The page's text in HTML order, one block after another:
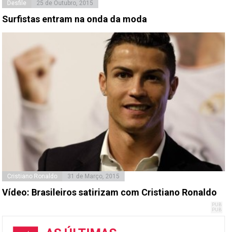
Desfile 25 de Outubro, 2015
Surfistas entram na onda da moda
Cristiano Ronaldo 31 de Março, 2015
Vídeo: Brasileiros satirizam com Cristiano Ronaldo